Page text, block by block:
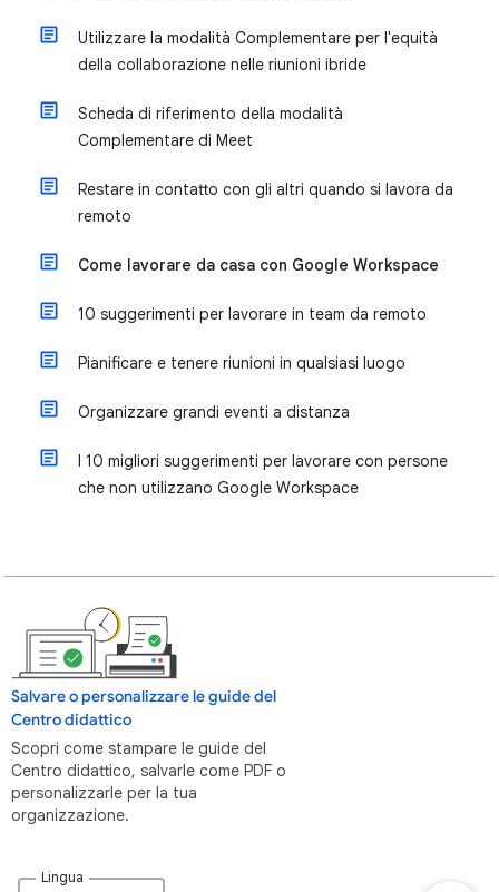
Utilizzare la modalità Complementare per l'equità
della collaborazione nelle riunioni ibride
Scheda di riferimento della modalità
Complementare di Meet
Restare in contatto con gli altri quando si lavora da
remoto
Come lavorare da casa con Google Workspace
10 suggerimenti per lavorare in team da remoto
Pianificare e tenere riunioni in qualsiasi luogo
Organizzare grandi eventi a distanza
I 10 migliori suggerimenti per lavorare con persone
che non utilizzano Google Workspace
Salvare o personalizzare le guide del
Centro didattico
Scopri come stampare le guide del
Centro didattico, salvarle come PDF o
personalizzarle per la tua
organizzazione.
Lingua